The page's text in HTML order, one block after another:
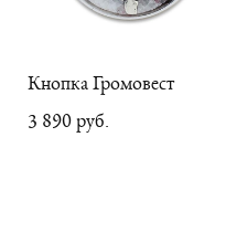
Кнопка Громовест
3 890 pуб.